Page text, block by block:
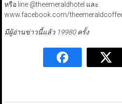
หรือ line @theemeraldhotel และ
www.facebook.com/
มีผู้อ่านข่าวนี้แล้ว 19980 ครั้ง